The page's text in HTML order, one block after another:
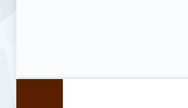
Retourner à la navigation principale